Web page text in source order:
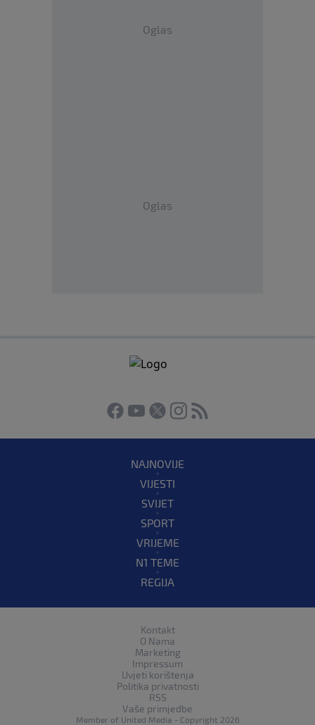
Oglas
Oglas
NAJNOVIJE
VIJESTI
SVIJET
SPORT
VRIJEME
N1 TEME
REGIJA
Kontakt
O Nama
Marketing
Impressum
Uvjeti korištenja
Politika privatnosti
RSS
Vaše primjedbe
Member of United Media - Copyright 2026